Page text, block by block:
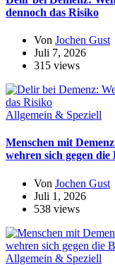
dennoch das Risiko
Von Jochen Gust
Juli 7, 2026
315 views
Allgemein & Speziell
Menschen mit
wehren sich gegen die
Von Jochen Gust
Juli 1, 2026
538 views
Allgemein & Speziell